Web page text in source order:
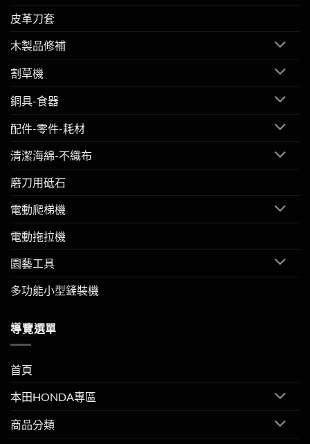
皮革刀套
木製品修補
割草機
銅具-食器
配件-零件-耗材
清潔海綿-不織布
磨刀用砥石
電動爬梯機
電動拖拉機
園藝工具
多功能小型鏟裝機
導覽選單
首頁
本田HONDA專區
商品分類